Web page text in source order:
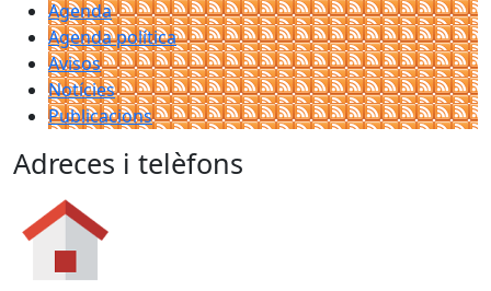
Agenda
Agenda política
Avisos
Notícies
Publicacions
Adreces i telèfons